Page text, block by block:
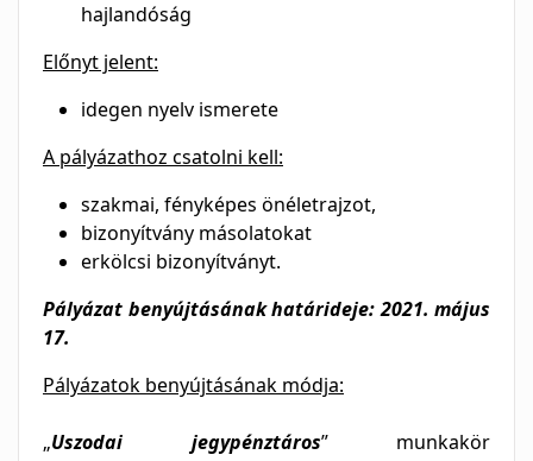
hajlandóság
Előnyt jelent:
idegen nyelv ismerete
A pályázathoz csatolni kell:
szakmai, fényképes önéletrajzot,
bizonyítvány másolatokat
erkölcsi bizonyítványt.
Pályázat benyújtásának határideje: 2021. május
17.
Pályázatok benyújtásának módja:
„Uszodai jegypénztáros” munkakör